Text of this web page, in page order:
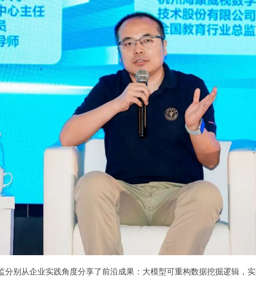
别从企业实践角度分享了前沿成果：大模型可重构数据挖掘逻辑，实